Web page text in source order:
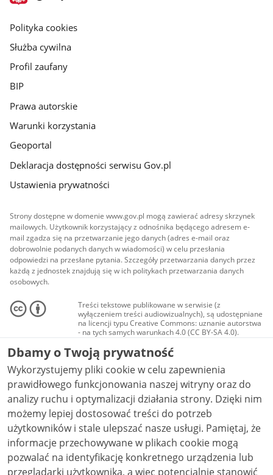
gov.pl
Polityka cookies
Służba cywilna
Profil zaufany
BIP
Prawa autorskie
Warunki korzystania
Geoportal
Deklaracja dostępności serwisu Gov.pl
Ustawienia prywatności
Strony dostępne w domenie www.gov.pl mogą zawierać adresy skrzynek
mailowych. Użytkownik korzystający z odnośnika będącego adresem e-
mail zgadza się na przetwarzanie jego danych (adres e-mail oraz
dobrowolnie podanych danych w wiadomości) w celu przesłania
odpowiedzi na przesłane pytania. Szczegóły przetwarzania danych przez
każdą z jednostek znajdują się w ich politykach przetwarzania danych
osobowych.
Treści tekstowe publikowane w serwisie (z
wyłączeniem treści audiowizualnych), są udostępniane
na licencji typu Creative Commons: uznanie autorstwa
- na tych samych warunkach 4.0 (CC BY-SA 4.0).
Materiały audiowizualne, w tym zdjęcia, materiały
audio i wideo, są udostępniane na licencji typu
Creative Commons: uznanie autorstwa użycie
niekomercyjne - bez utworów zależnych 4.0 (CC BY-
NC-ND 4.0), o ile nie jest to stwierdzone inaczej.
Dbamy o Twoją prywatność
Wykorzystujemy pliki cookie w celu zapewnienia
prawidłowego funkcjonowania naszej witryny oraz do
analizy ruchu i optymalizacji działania strony. Dzięki nim
możemy lepiej dostosować treści do potrzeb
użytkowników i stale ulepszać nasze usługi. Pamiętaj, że
informacje przechowywane w plikach cookie mogą
pozwalać na identyfikację konkretnego urządzenia lub
przeglądarki użytkownika, a więc potencjalnie stanowić